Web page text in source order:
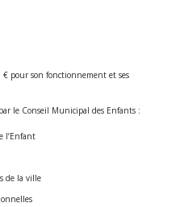
€ pour son fonctionnement et ses
le Conseil Municipal des Enfants :
l’Enfant
de la ville